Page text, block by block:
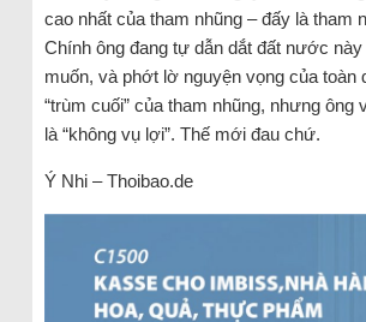
cao nhất của tham nhũng – đấy là tham
Chính ông đang tự dẫn dắt đất nước này
muốn, và phớt lờ nguyện vọng của toàn
“trùm cuối” của tham nhũng, nhưng ông
là “không vụ lợi”. Thế mới đau chứ.
Ý Nhi – Thoibao.de